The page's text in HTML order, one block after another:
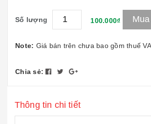
Số lượng 100.000₫
Note: Giá bán trên chưa bao gồm thuế
Chia sẻ:
Thông tin chi tiết